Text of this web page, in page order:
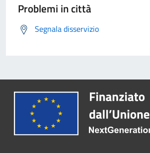
Problemi in città
Segnala disservizio